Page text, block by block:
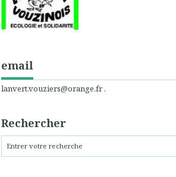
email
lanvert.vouziers@orange.fr .
Rechercher